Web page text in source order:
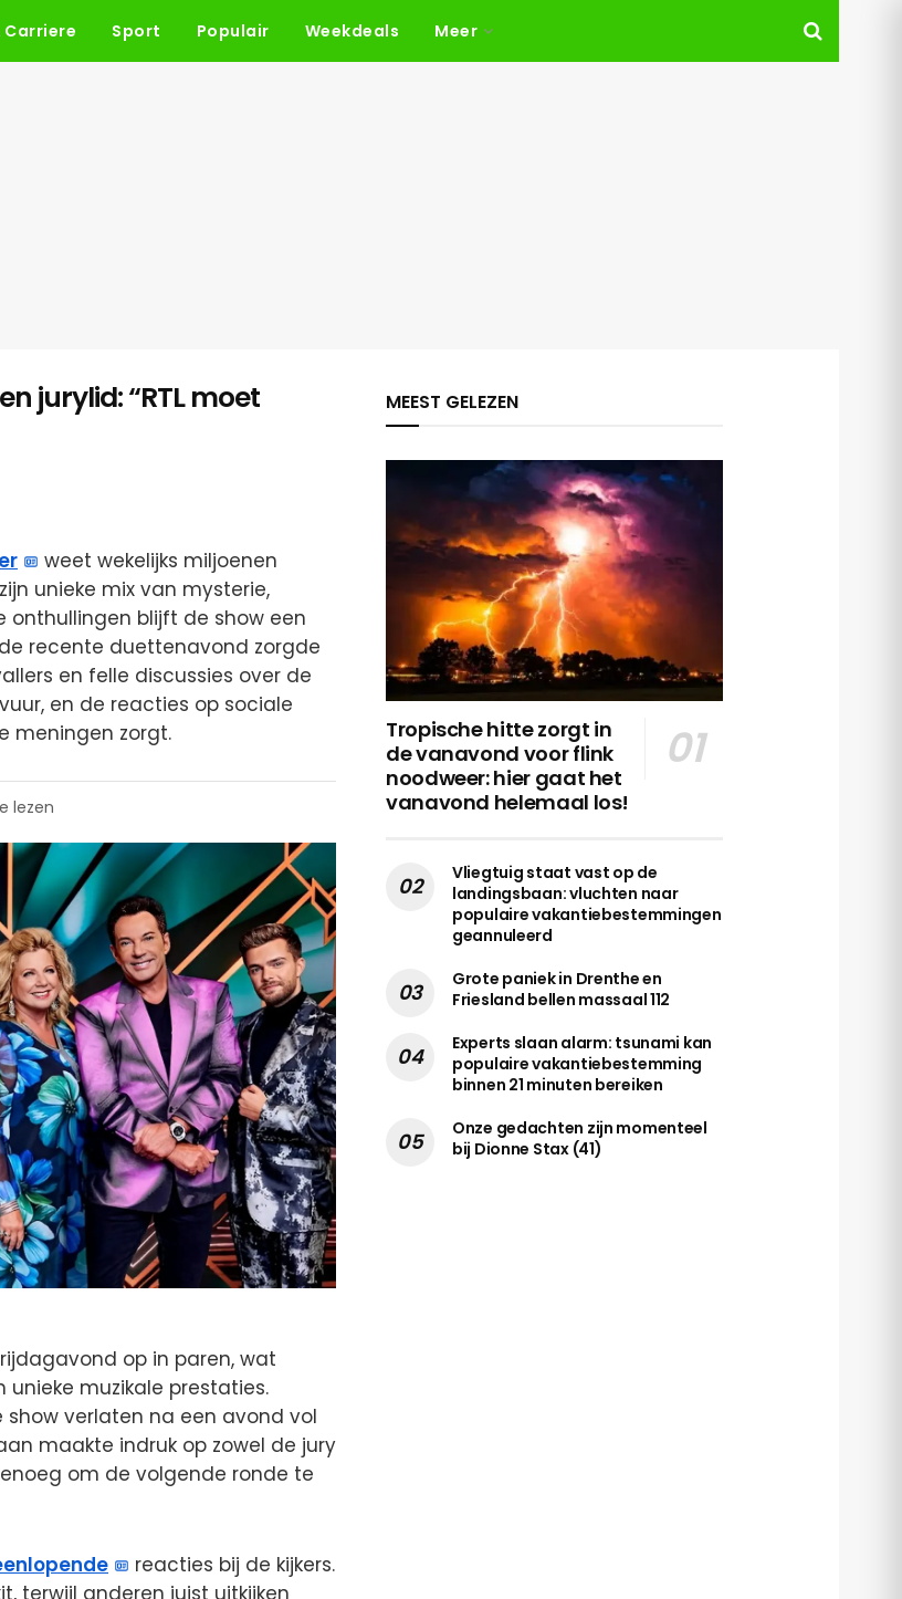
Carriere Sport Populair Weekdeals Meer
jurylid: “RTL moet
weet wekelijks miljoenen
unieke mix van mysterie,
blijft de show een
recente duettenavond zorgde
en felle discussies over de
en de reacties op sociale
meningen zorgt.
lezen
op in paren, wat
muzikale prestaties.
show verlaten na een avond vol
maakte indruk op zowel de jury
om de volgende ronde te
reacties bij de kijkers.
terwijl anderen juist uitkijken
MEEST GELEZEN
Tropische hitte zorgt in
de vanavond voor flink
noodweer: hier gaat het
vanavond helemaal los!
Vliegtuig staat vast op de
landingsbaan: vluchten naar
populaire vakantiebestemmingen
geannuleerd
Grote paniek in Drenthe en
Friesland bellen massaal 112
Experts slaan alarm: tsunami kan
populaire vakantiebestemming
binnen 21 minuten bereiken
Onze gedachten zijn momenteel
bij Dionne Stax (41)